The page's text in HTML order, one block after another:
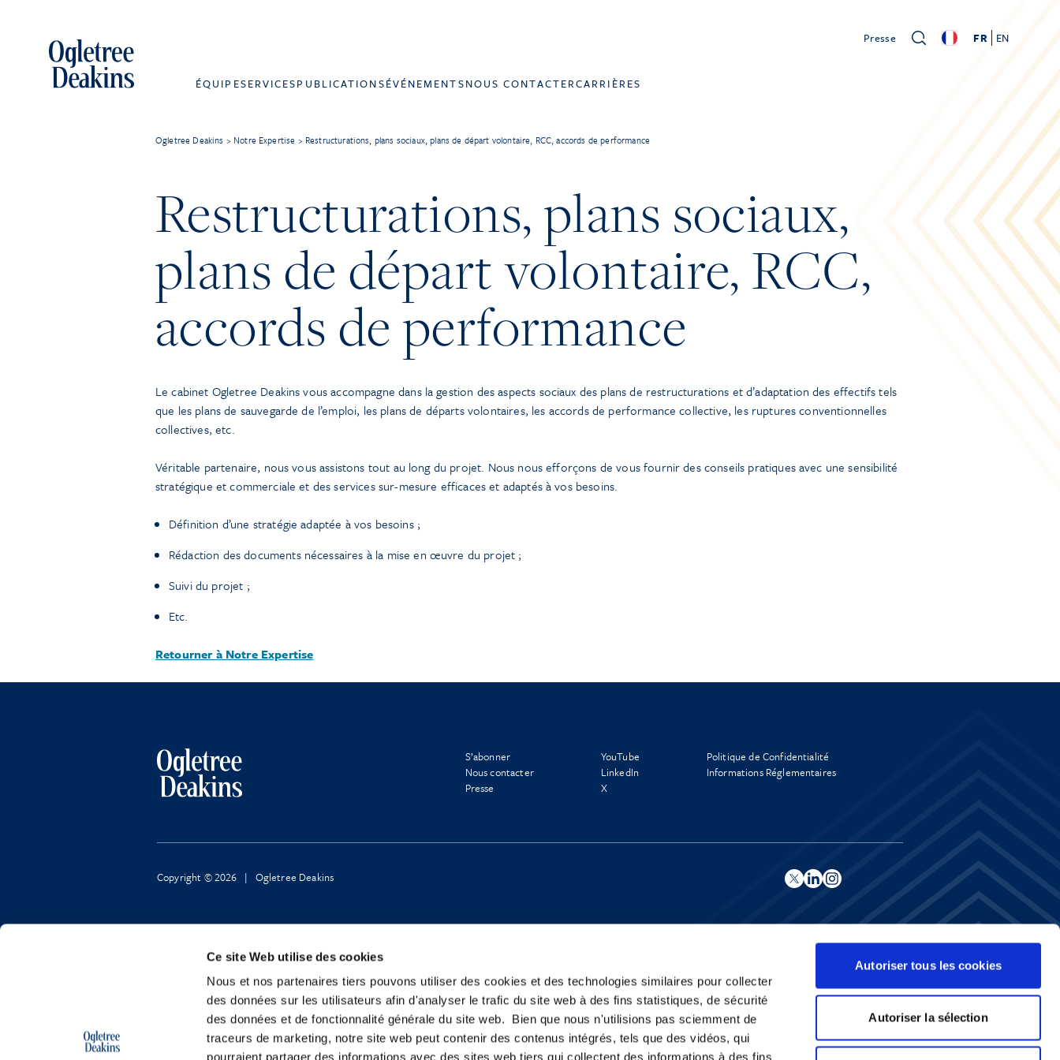
Ce site Web utilise des cookies
Nous et nos partenaires tiers pouvons utiliser des cookies et des technologies similaires pour collecter
des données sur les utilisateurs afin d'analyser le trafic du site web à des fins statistiques, de sécurité
des données et de fonctionnalité générale du site web. Bien que nous n'utilisions pas sciemment de
traceurs de marketing, notre site web peut contenir des contenus intégrés, tels que des vidéos, qui
pourraient partager des informations avec des sites web tiers qui collectent des informations à des fins
Autoriser tous les cookies
Autoriser la sélection
Presse FR EN
ÉQUIPESERVICESPUBLICATIONSÉVÉNEMENTSNOUS CONTACTERCARRIÈRES
Ogletree Deakins > Notre Expertise > Restructurations, plans sociaux, plans de départ volontaire, RCC, accords de performance
Restructurations, plans sociaux,
plans de départ volontaire, RCC,
accords de performance
Le cabinet Ogletree Deakins vous accompagne dans la gestion des aspects sociaux des plans de restructurations et d’adaptation des effectifs tels
que les plans de sauvegarde de l’emploi, les plans de départs volontaires, les accords de performance collective, les ruptures conventionnelles
collectives, etc.
Véritable partenaire, nous vous assistons tout au long du projet. Nous nous efforçons de vous fournir des conseils pratiques avec une sensibilité
stratégique et commerciale et des services sur-mesure efficaces et adaptés à vos besoins.
Définition d’une stratégie adaptée à vos besoins ;
Rédaction des documents nécessaires à la mise en œuvre du projet ;
Suivi du projet ;
Etc.
Retourner à Notre Expertise
S’abonner
Nous contacter
Presse
YouTube
LinkedIn
X
Politique de Confidentialité
Informations Réglementaires
Copyright © 2026 | Ogletree Deakins